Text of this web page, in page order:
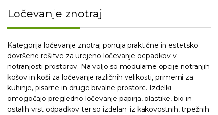
Ločevanje znotraj
Kategorija ločevanje znotraj ponuja praktične in estetsko
dovršene rešitve za urejeno ločevanje odpadkov v
notranjosti prostorov. Na voljo so modularne opcije notranjih
košov in koši za ločevanje različnih velikosti, primerni za
kuhinje, pisarne in druge bivalne prostore. Izdelki
omogočajo pregledno ločevanje papirja, plastike, bio in
ostalih vrst odpadkov ter so izdelani iz kakovostnih, trpežnih